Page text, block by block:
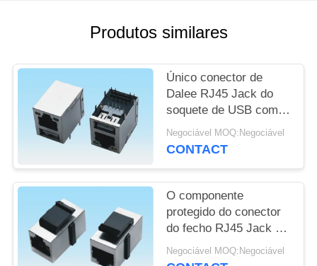
SITE
PRIVACY
POLICY
Produtos similares
Único conector de
Dalee RJ45 Jack do
soquete de USB com
luz do diodo emissor
de luz em produtos
Negociável MOQ:Negociável
CONTACT
O componente
protegido do conector
do fecho RJ45 Jack da
correia dirige dois -
módulo do porto
Negociável MOQ:Negociável